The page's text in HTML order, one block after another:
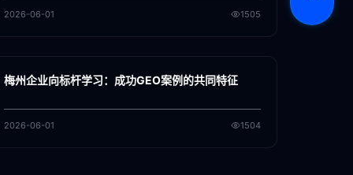
2026-06-01 1505
梅州企业向标杆学习：成功GEO案例的共同特征
2026-06-01 1504